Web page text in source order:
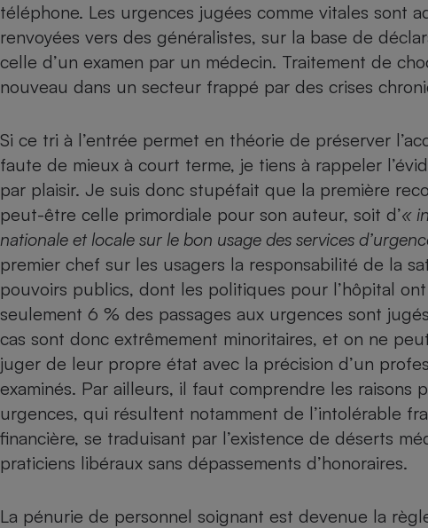
téléphone. Les urgences jugées comme vitales sont
renvoyées vers des généralistes, sur la base de
celle d’un examen par un médecin. Traitement de
nouveau dans un secteur frappé par des crises
Si ce tri à l’entrée permet en théorie de préserver
faute de mieux à court terme, je tiens à rappeler
par plaisir. Je suis donc stupéfait que la première
peut-être celle primordiale pour son auteur, soit d’«
nationale et locale sur le bon usage des services
premier chef sur les usagers la responsabilité de la
pouvoirs publics, dont les politiques pour l’hôpital
seulement 6 % des passages aux urgences sont
cas sont donc extrêmement minoritaires, et on ne
juger de leur propre état avec la précision d’un
examinés. Par ailleurs, il faut comprendre les raisons
urgences, qui résultent notamment de l’intolérable
financière, se traduisant par l’existence de déserts
praticiens libéraux sans dépassements d’honoraires.
La pénurie de personnel soignant est devenue la
Complément
alimentaire
bouteille
Assurance emprunteur
Banque en
Gros électroménager
Petit électroménager -
Lave-linge
Plaque de cuisson à
induction
Téléphonie
Téléviseur
Téléphone mobile -
Smartphone
Matelas
Radiateur électrique
Mutuelle
Antimoustique